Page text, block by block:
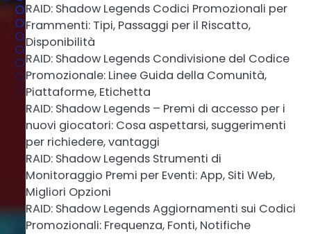
RAID: Shadow Legends Codici Promozionali per
Frammenti: Tipi, Passaggi per il Riscatto,
Disponibilità
RAID: Shadow Legends Condivisione del Codice
Promozionale: Linee Guida della Comunità,
Piattaforme, Etichetta
RAID: Shadow Legends – Premi di accesso per i
nuovi giocatori: Cosa aspettarsi, suggerimenti
per richiedere, vantaggi
RAID: Shadow Legends Strumenti di
Monitoraggio Premi per Eventi: App, Siti Web,
Migliori Opzioni
RAID: Shadow Legends Aggiornamenti sui Codici
Promozionali: Frequenza, Fonti, Notifiche